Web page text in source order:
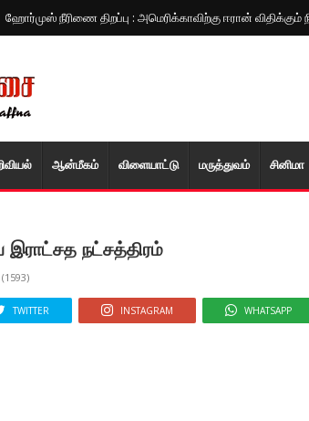
ஹோர்முஸ் நீரிணை திறப்பு : அமெரிக்காவிற்கு ஈரான் விதிக்கும்
ஆன்மீகம் விளையாட்டு மரு‌த்துவ‌ம் சினிமா
இராட்சத நட்சத்திரம்
(1593)
TWITTER INSTAGRAM WHATSAPP